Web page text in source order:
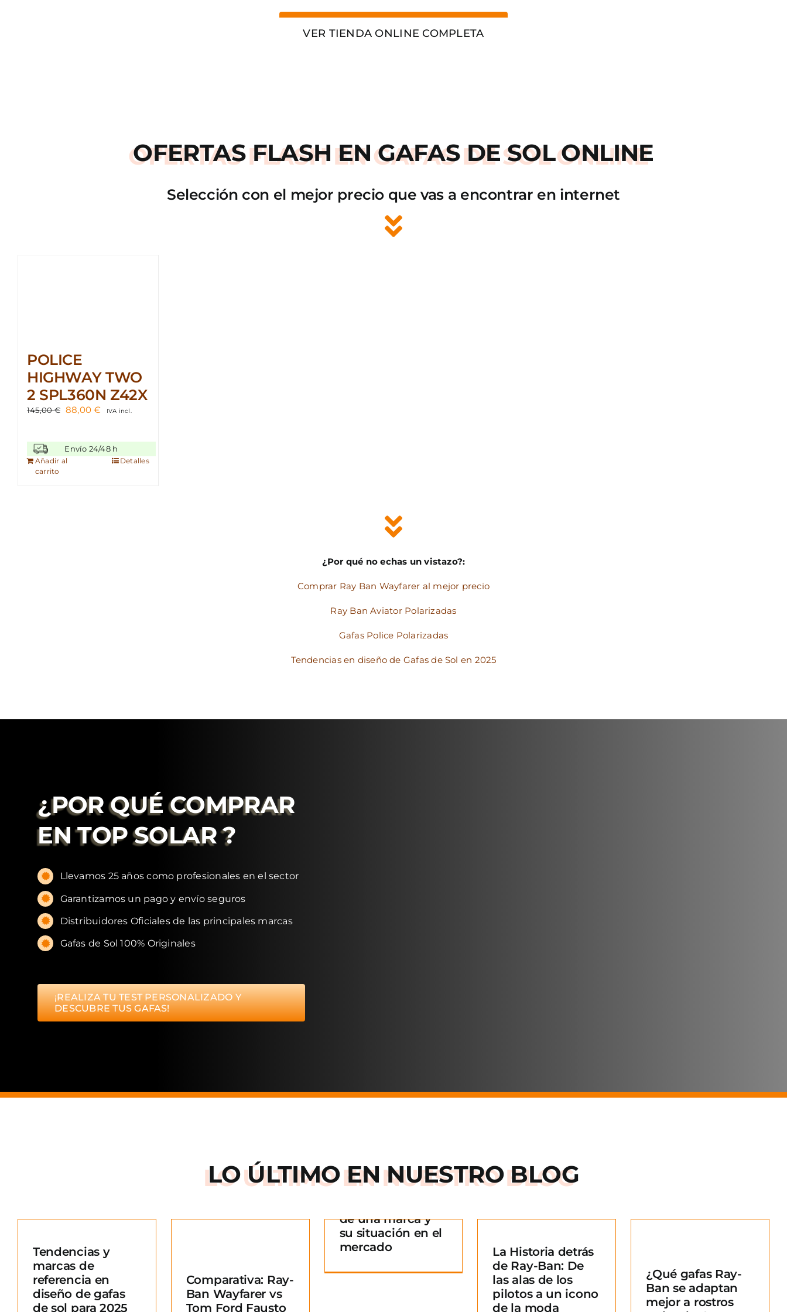
VER TIENDA ONLINE COMPLETA
OFERTAS FLASH EN GAFAS DE SOL ONLINE
Selección con el mejor precio que vas a encontrar en internet
POLICE
HIGHWAY TWO
2 SPL360N Z42X
145,00€ El
era:
145,00 €.
88,00€El
es:
88,00 €.
IVA incl.
Envío 24/48 h
Añadir al
carrito
Detalles
¿Por qué no echas un vistazo?:
Comprar Ray Ban Wayfarer al mejor precio
Ray Ban Aviator Polarizadas
Gafas Police Polarizadas
Tendencias en diseño de Gafas de Sol en 2025
¿POR QUÉ COMPRAR
EN TOP SOLAR ?
Llevamos 25 años como profesionales en el sector
Garantizamos un pago y envío seguros
Distribuidores Oficiales de las principales marcas
Gafas de Sol 100% Originales
¡REALIZA TU TEST PERSONALIZADO Y
DESCUBRE TUS GAFAS!
LO ÚLTIMO ENNUESTRO BLOG
Tendencias y
marcas de
referencia en
diseño de gafas
de sol para 2025
Comparativa: Ray-
Ban Wayfarer vs
Tom Ford Fausto
Comparativa: Ray-
Ban Wayfarer vs
Tom Ford Fausto
mercado
de una marca y
su situación en el
mercado
La Historia detrás
de Ray-Ban: De las
La Historia detrás
de Ray-Ban: De
las alas de los
pilotos a un icono
de la moda
¿Qué gafas Ray-
Ban se adaptan
mejor a rostros
redondos?
¿Qué gafas Ray-
Ban se adaptan
mejor a rostros